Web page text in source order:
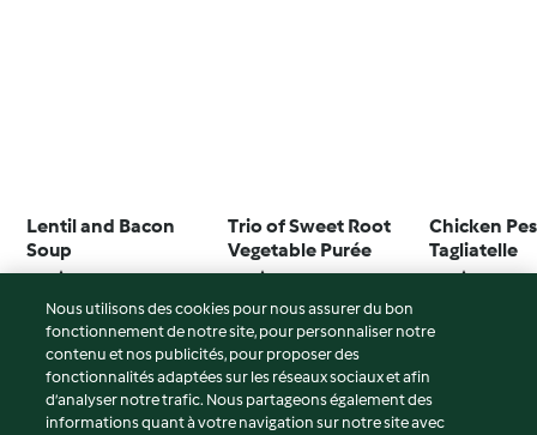
Lentil and Bacon
Soup
4.7 (389)
Trio of Sweet Root
Vegetable Purée
4.6 (40)
Chicken
Tagliatelle
4.4 (290)
© Copyright 2026
Nous utilisons des cookies pour nous assurer du bon
fonctionnement de notre site, pour personnaliser notre
contenu et nos publicités, pour proposer des
fonctionnalités adaptées sur les réseaux sociaux et afin
d’analyser notre trafic. Nous partageons également des
informations quant à votre navigation sur notre site avec